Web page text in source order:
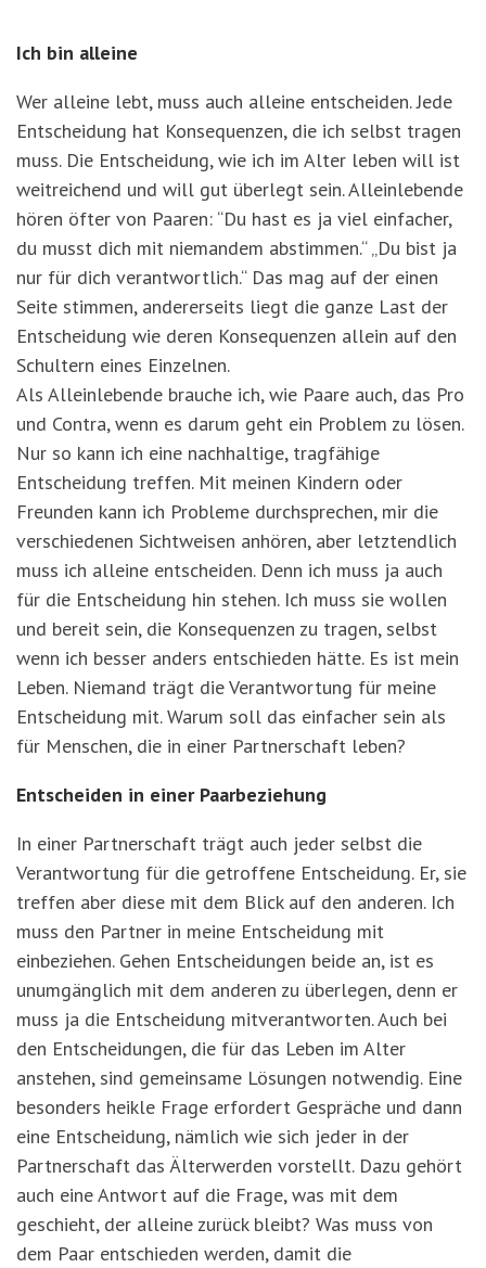
Ich bin alleine
Wer alleine lebt, muss auch alleine entscheiden. Jede
Entscheidung hat Konsequenzen, die ich selbst tragen
muss. Die Entscheidung, wie ich im Alter leben will ist
weitreichend und will gut überlegt sein. Alleinlebende
hören öfter von Paaren: “Du hast es ja viel einfacher,
du musst dich mit niemandem abstimmen.“ „Du bist ja
nur für dich verantwortlich.“ Das mag auf der einen
Seite stimmen, andererseits liegt die ganze Last der
Entscheidung wie deren Konsequenzen allein auf den
Schultern eines Einzelnen.
Als Alleinlebende brauche ich, wie Paare auch, das Pro
und Contra, wenn es darum geht ein Problem zu lösen.
Nur so kann ich eine nachhaltige, tragfähige
Entscheidung treffen. Mit meinen Kindern oder
Freunden kann ich Probleme durchsprechen, mir die
verschiedenen Sichtweisen anhören, aber letztendlich
muss ich alleine entscheiden. Denn ich muss ja auch
für die Entscheidung hin stehen. Ich muss sie wollen
und bereit sein, die Konsequenzen zu tragen, selbst
wenn ich besser anders entschieden hätte. Es ist mein
Leben. Niemand trägt die Verantwortung für meine
Entscheidung mit. Warum soll das einfacher sein als
für Menschen, die in einer Partnerschaft leben?
Entscheiden in einer Paarbeziehung
In einer Partnerschaft trägt auch jeder selbst die
Verantwortung für die getroffene Entscheidung. Er, sie
treffen aber diese mit dem Blick auf den anderen. Ich
muss den Partner in meine Entscheidung mit
einbeziehen. Gehen Entscheidungen beide an, ist es
unumgänglich mit dem anderen zu überlegen, denn er
muss ja die Entscheidung mitverantworten. Auch bei
den Entscheidungen, die für das Leben im Alter
anstehen, sind gemeinsame Lösungen notwendig. Eine
besonders heikle Frage erfordert Gespräche und dann
eine Entscheidung, nämlich wie sich jeder in der
Partnerschaft das Älterwerden vorstellt. Dazu gehört
auch eine Antwort auf die Frage, was mit dem
geschieht, der alleine zurück bleibt? Was muss von
dem Paar entschieden werden, damit die